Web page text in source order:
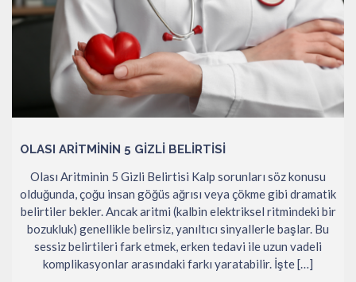
OLASI ARITMININ 5 GIZLI BELIRTISI
Olası Aritminin 5 Gizli Belirtisi Kalp sorunları söz konusu
olduğunda, çoğu insan göğüs ağrısı veya çökme gibi dramatik
belirtiler bekler. Ancak aritmi (kalbin elektriksel ritmindeki bir
bozukluk) genellikle belirsiz, yanıltıcı sinyallerle başlar. Bu
sessiz belirtileri fark etmek, erken tedavi ile uzun vadeli
komplikasyonlar arasındaki farkı yaratabilir. İşte […]